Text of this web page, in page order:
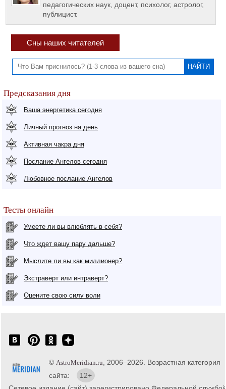
педагогических наук, доцент, психолог, астролог,
публицист.
Сны наших читателей
Предсказания дня
Ваша энергетика сегодня
Личный прогноз на день
Активная чакра дня
Послание Ангелов сегодня
Любовное послание Ангелов
Тесты онлайн
Умеете ли вы влюблять в себя?
Что ждет вашу пару дальше?
Мыслите ли вы как миллионер?
Экстраверт или интраверт?
Оцените свою силу воли
© AstroMeridian.ru , 2006–2026. Возрастная категория
сайта:
12+